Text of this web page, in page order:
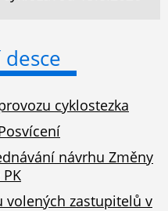
cyklostezka
návrhu Změny
volených zastupitelů v